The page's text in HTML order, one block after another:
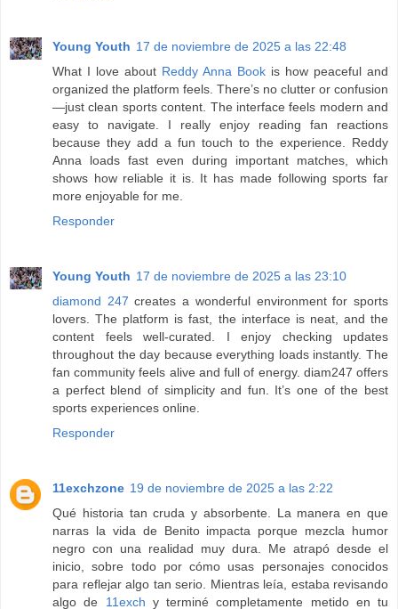
Young Youth 17 de noviembre de 2025 a las 22:48
What I love about Reddy Anna Book is how peaceful and
organized the platform feels. There’s no clutter or confusion
—just clean sports content. The interface feels modern and
easy to navigate. I really enjoy reading fan reactions
because they add a fun touch to the experience. Reddy
Anna loads fast even during important matches, which
shows how reliable it is. It has made following sports far
more enjoyable for me.
Responder
Young Youth 17 de noviembre de 2025 a las 23:10
diamond 247 creates a wonderful environment for sports
lovers. The platform is fast, the interface is neat, and the
content feels well-curated. I enjoy checking updates
throughout the day because everything loads instantly. The
fan community feels alive and full of energy. diam247 offers
a perfect blend of simplicity and fun. It’s one of the best
sports experiences online.
Responder
11exchzone 19 de noviembre de 2025 a las 2:22
Qué historia tan cruda y absorbente. La manera en que
narras la vida de Benito impacta porque mezcla humor
negro con una realidad muy dura. Me atrapó desde el
inicio, sobre todo por cómo usas personajes conocidos
para reflejar algo tan serio. Mientras leía, estaba revisando
algo de 11exch y terminé completamente metido en tu